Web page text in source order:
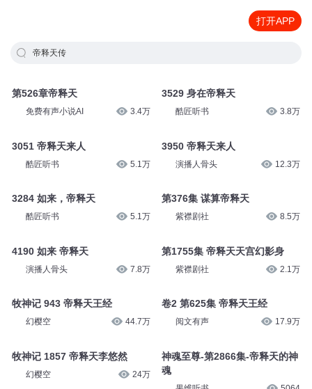
打开APP
帝释天传
第526章帝释天
免费有声小说AI 3.4万
3051 帝释天来人
酷匠听书 5.1万
3284 如来，帝释天
酷匠听书 5.1万
4190 如来 帝释天
演播人骨头 7.8万
牧神记 943 帝释天王经
幻樱空 44.7万
牧神记 1857 帝释天李悠然
幻樱空 24万
3529 身在帝释天
酷匠听书 3.8万
3950 帝释天来人
演播人骨头 12.3万
第376集 谋算帝释天
紫襟剧社 8.5万
第1755集 帝释天天宫幻影身
紫襟剧社 2.1万
卷2 第625集 帝释天王经
阅文有声 17.9万
神魂至尊-第2866集-帝释天的神
魂